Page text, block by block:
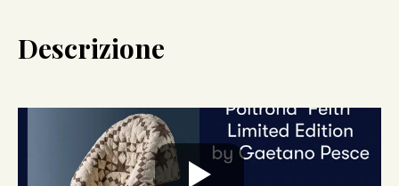
Descrizione